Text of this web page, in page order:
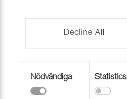
Tyg Asgard A48 Red
1274008
Decline All
Nödvändiga Statistics